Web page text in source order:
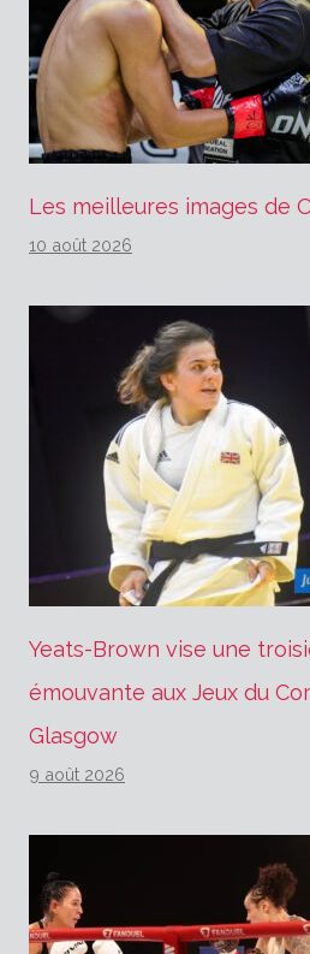
Les meilleures images de
10 août 2026
Yeats-Brown vise une
émouvante aux Jeux du
Glasgow
9 août 2026